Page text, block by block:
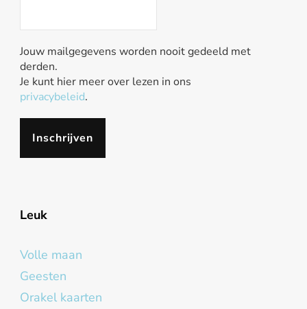
Jouw mailgegevens worden nooit gedeeld met
derden.
Je kunt hier meer over lezen in ons
privacybeleid.
Leuk
Volle maan
Geesten
Orakel kaarten